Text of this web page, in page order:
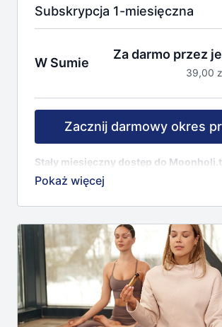
Subskrypcja 1-miesięczna
W Sumie
Za darmo przez
39,00
Zacznij darmowy okres
Stały miesięczny dostęp do
70+ treningów
(regularnie dodajemy nowe)
mindfulness, joga twarzy, wellness.
23+ inspirujących, znanych i lubianych
Możliwość filtrowania nagrań według
poziomów intensywności, trudności,
nauczyciela.